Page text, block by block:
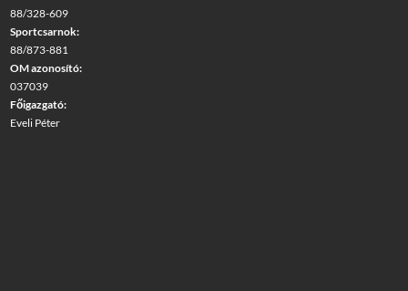
88/328-609
Sportcsarnok:
88/873-881
OM azonosító:
037039
Főigazgató:
Eveli Péter